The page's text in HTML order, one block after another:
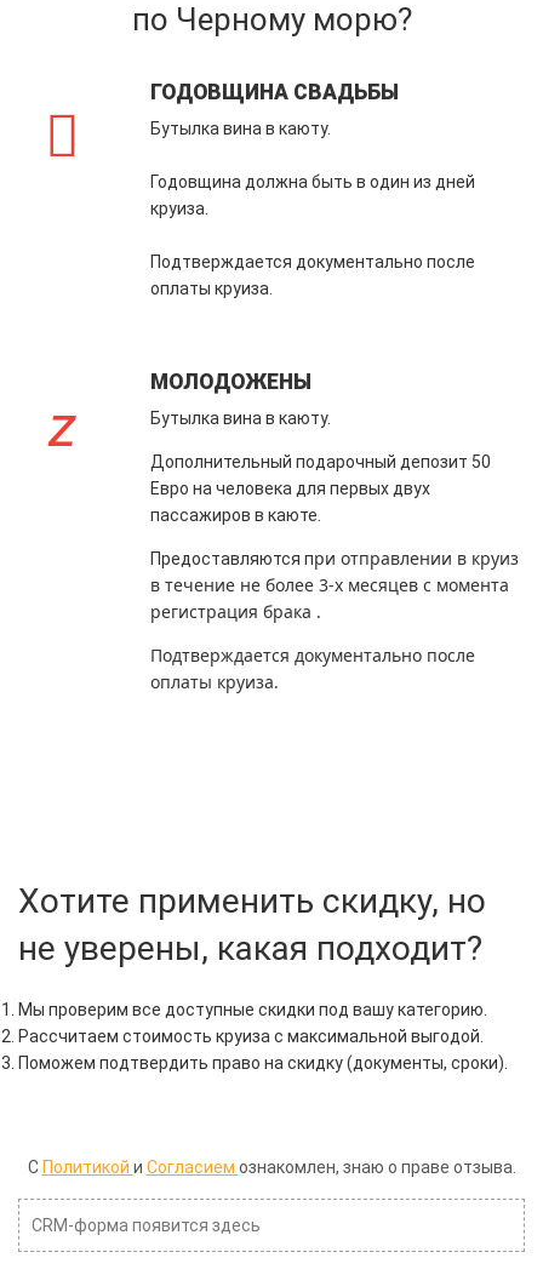
по Черному морю?
ГОДОВЩИНА СВАДЬБЫ
Бутылка вина в каюту.
Годовщина должна быть в один из дней
круиза.
Подтверждается документально после
оплаты круиза.
МОЛОДОЖЕНЫ
Бутылка вина в каюту.
Дополнительный подарочный депозит 50
Евро на человека для первых двух
пассажиров в каюте.
Предоставляются при отправлении в круиз
в течение не более 3-х месяцев с момента
регистрация брака .
Подтверждается документально после
оплаты круиза.
Хотите применить скидку, но
не уверены, какая подходит?
Мы проверим все доступные скидки под вашу категорию.
Рассчитаем стоимость круиза с максимальной выгодой.
Поможем подтвердить право на скидку (документы, сроки).
С Политикой и Согласием ознакомлен, знаю о праве отзыва.
CRM-форма появится здесь